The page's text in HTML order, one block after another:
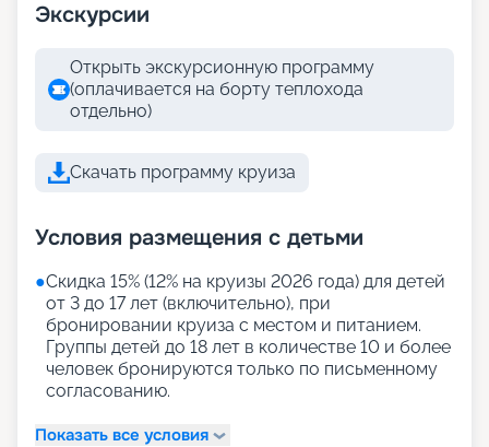
Экскурсии
Открыть экскурсионную программу
(оплачивается на борту теплохода
отдельно)
Скачать программу круиза
Условия размещения с детьми
●Скидка 15% (12% на круизы 2026 года) для детей
от 3 до 17 лет (включительно), при
бронировании круиза с местом и питанием.
Группы детей до 18 лет в количестве 10 и более
человек бронируются только по письменному
согласованию.
Показать все условия